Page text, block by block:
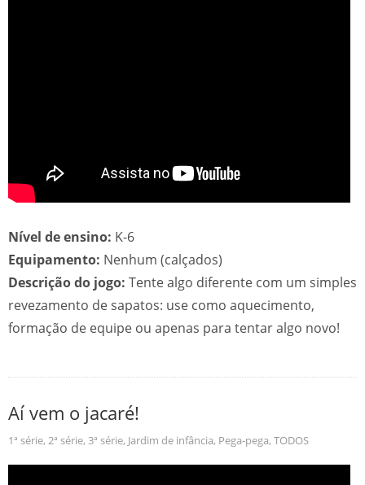
Nível de ensino: K-6
Equipamento: Nenhum (calçados)
Descrição do jogo: Tente algo diferente com um simples
revezamento de sapatos: use como aquecimento,
formação de equipe ou apenas para tentar algo novo!
Aí vem o jacaré!
1ª série, 2ª série, 3ª série, Jardim de infância, Pega-pega, TODOS